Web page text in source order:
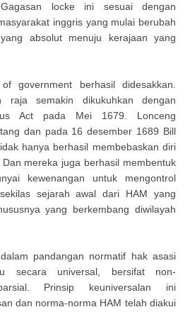
locke ini sesuai dengan
inggris yang mulai berubah
absolut menuju kerajaan yang
government berhasil didesakkan.
raja semakin dikukuhkan dengan
Act pada Mei 1679. Lonceng
dan pada 16 desember 1689 Bill
hanya berhasil membebaskan diri
mereka juga berhasil membentuk
kewenangan untuk mengontrol
sejarah awal dari HAM yang
yang berkembang diwilayah
pandangan normatif hak asasi
secara universal, bersifat non-
Prinsip keuniversalan ini
dan norma-norma HAM telah diakui